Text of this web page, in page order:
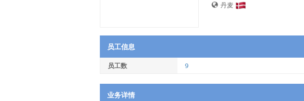
丹麦
员工信息
员工数 9
业务详情